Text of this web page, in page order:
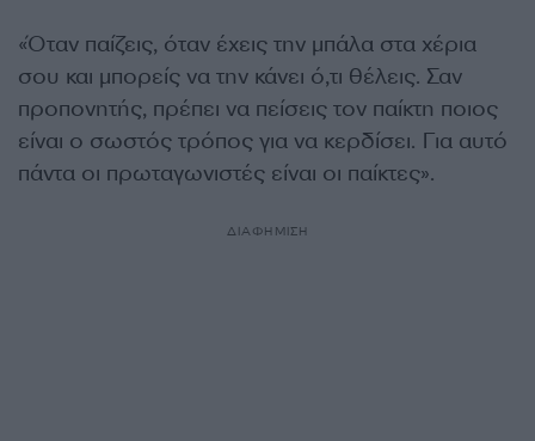
«Όταν παίζεις, όταν έχεις την μπάλα στα χέρια
σου και μπορείς να την κάνει ό,τι θέλεις. Σαν
προπονητής, πρέπει να πείσεις τον παίκτη ποιος
είναι ο σωστός τρόπος για να κερδίσει. Για αυτό
πάντα οι πρωταγωνιστές είναι οι παίκτες».
ΔΙΑΦΗΜΙΣΗ